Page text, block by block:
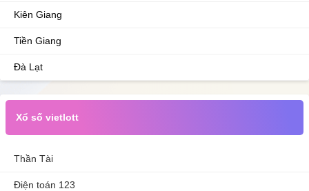
Kiên Giang
Tiền Giang
Đà Lạt
Xổ số vietlott
Thần Tài
Điện toán 123